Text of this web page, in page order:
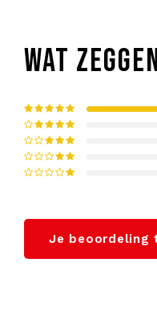
WAT
Je beoordeling